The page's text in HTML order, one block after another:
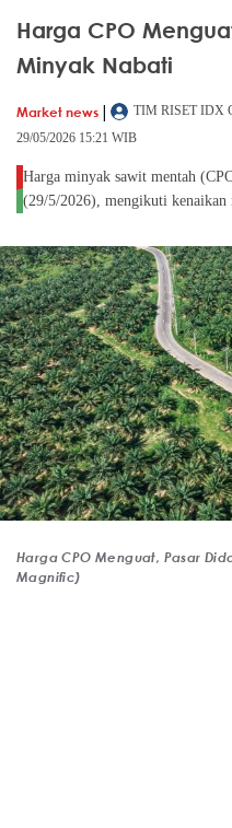
Harga CPO
Minyak Nabati
Market news |
TIM RISET IDX
29/05/2026 15:21 WIB
Harga minyak sawit mentah
(29/5/2026), mengikuti kenaikan
Harga CPO Menguat, Pasar
Magnific)